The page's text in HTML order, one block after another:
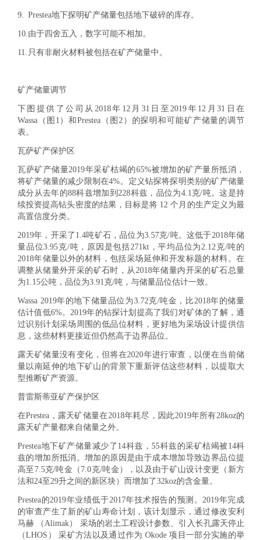
9. Prestea地下探明矿产储量包括地下破碎的库存。
10. 由于四舍五入，数字可能不相加。
11. 只有非耐火材料被包括在矿产储量中。
矿产储量调节
下图提供了公司从2018年12月31日至2019年12月31日在
Wassa（图1）和Prestea（图2）的探明和可能矿产储量的调节
表。
瓦萨矿产保护区
瓦萨矿产储量2019年采矿枯竭的65%被增加的矿产量所抵消，
将矿产储量的减少限制在4%。定义钻探将探明类别的矿产储量
成分从去年的88科兹增加到228科兹，品位为4.1克/吨。这是持
续投资提高钻头密度的结果，目标是将 12 个月的生产定义为最
高置信度分类。
2019年，开采了1.4吨矿石，品位为3.57克/吨。这低于2018年储
量品位3.95克/吨，原因是包括271kt，平均品位为2.12克/吨的
2018年储量以外的材料，包括采场延伸和开发标题的材料。在
调整从储量外开采的矿石时，从2018年储量内开采的矿石总量
为1.15公吨，品位为3.91克/吨，与储量品位估计一致。
Wassa 2019年的地下储量品位为3.72克/吨金，比2018年的储量
估计值低6%。2019年的钻探计划提高了我们对矿体的了解，通
过识别计划采场周围的低品位材料，更好地为采场设计提供信
息，这些材料更接近但仍然高于边界品位。
露天矿储量没有变化，但将在2020年进行审查，以便在当前储
量以南延伸的地下矿山的背景下重新评估这些材料，以提取大
型推断矿产资源。
普雷斯蒂亚矿产保护区
在Prestea，露天矿储量在2018年耗尽，因此2019年所有28koz的
露天矿产量都来自储量之外。
Prestea地下矿产储量减少了14科兹，55科兹的采矿枯竭被14科
兹的增加所抵消。增加的原因是由于成本增加导致边界品位提
高至7.5克/吨金（7.0克/吨金），以及由于矿山设计变更（新方
法和24至29升之间的新区块）而增加了32koz的含金量。
Prestea的2019年业绩低于2017年技术报告的预测。2019年完成
的审查产生了新的矿山寿命计划，该计划显示，通过修改安利
马赫 （Alimak） 采场的岩土工程设计参数、引入长孔露天停止
（LHOS） 采矿方法以及通过作为 Okode 项目一部分实施的举